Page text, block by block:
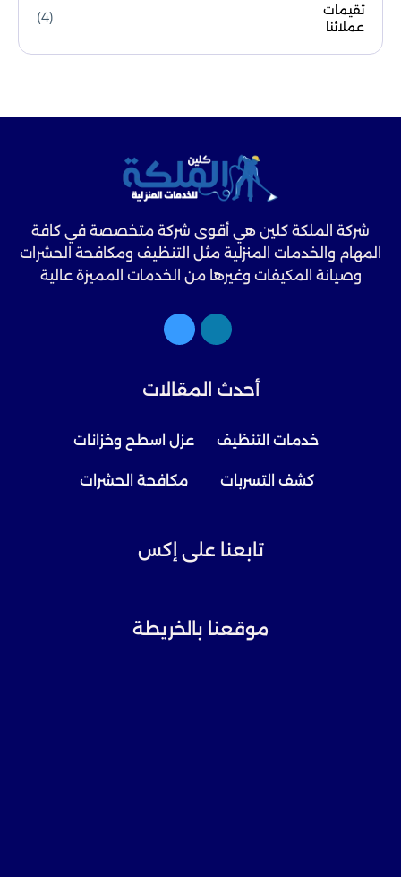
تقيمات
عملائنا
(4)
شركة الملكة كلين هي أقوى شركة متخصصة في كافة
المهام والخدمات المنزلية مثل التنظيف ومكافحة الحشرات
وصيانة المكيفات وغيرها من الخدمات المميزة عالية
أحدث المقالات
خدمات التنظيف عزل اسطح وخزانات
كشف التسربات مكافحة الحشرات
تابعنا على إكس
موقعنا بالخريطة